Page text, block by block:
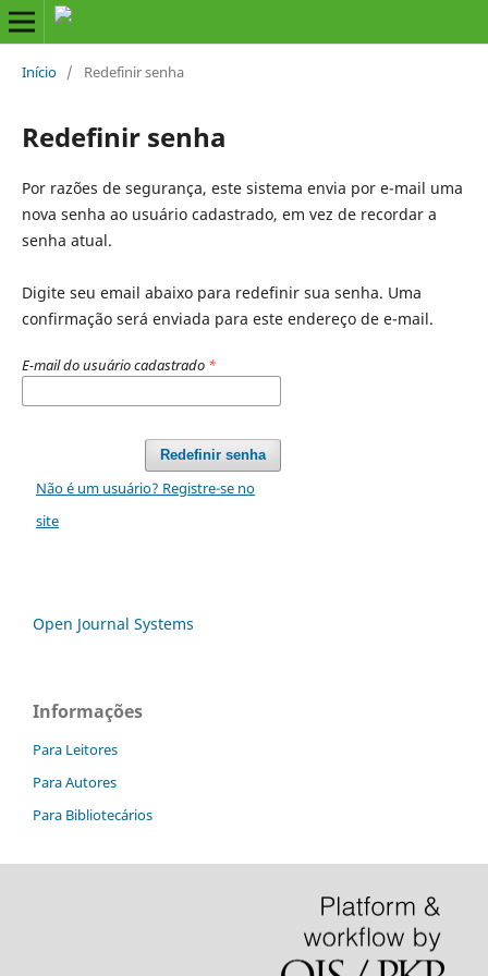
Início / Redefinir senha
Redefinir senha
Por razões de segurança, este sistema envia por e-mail uma
nova senha ao usuário cadastrado, em vez de recordar a
senha atual.
Digite seu email abaixo para redefinir sua senha. Uma
confirmação será enviada para este endereço de e-mail.
E-mail do usuário cadastrado *
Redefinir senha
Não é um usuário? Registre-se no
site
Open Journal Systems
Informações
Para Leitores
Para Autores
Para Bibliotecários